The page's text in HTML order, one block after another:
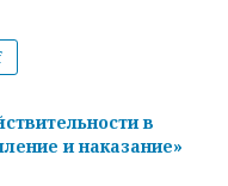
в
и наказание»